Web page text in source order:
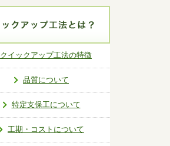
クイックアップ工法の特徴
品質について
特定支保工について
工期・コストについて